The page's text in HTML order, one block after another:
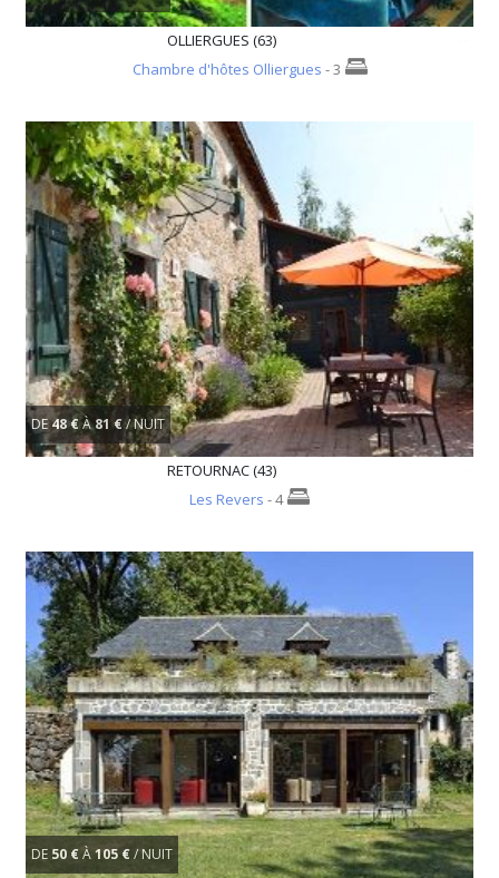
OLLIERGUES (63)
Chambre d'hôtes Olliergues - 3
DE48 €À81 €/ NUIT
RETOURNAC (43)
Les Revers - 4
DE 50 €À105 €/ NUIT